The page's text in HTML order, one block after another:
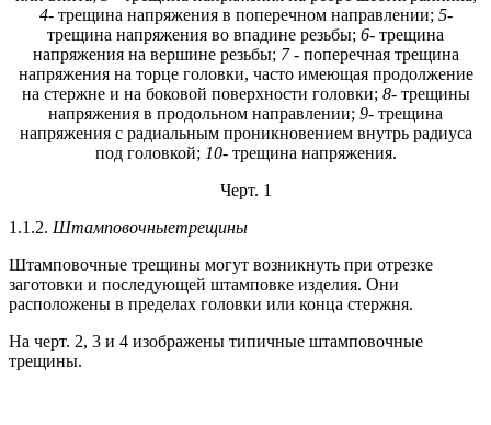
4- трещина напряжения в поперечном направлении; 5-
трещина напряжения во впадине резьбы; 6- трещина
напряжения на вершине резьбы; 7- поперечная трещина
напряжения на торце головки, часто имеющая продолжение
на стержне и на боковой поверхности головки; 8- трещины
напряжения в продольном направлении; 9- трещина
напряжения с радиальным проникновением внутрь радиуса
под головкой; 10- трещина напряжения.
Черт. 1
1.1.2. Штамповочныетрещины
Штамповочные трещины могут возникнуть при отрезке
заготовки и последующей штамповке изделия. Они
расположены в пределах головки или конца стержня.
На черт. 2, 3 и 4 изображены типичные штамповочные
трещины.